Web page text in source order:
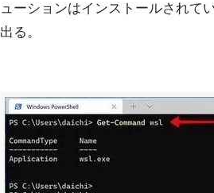
ューションはインストールされて
出る。